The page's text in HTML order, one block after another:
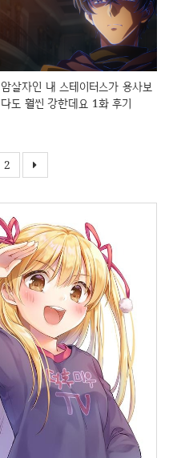
암살자인 내 스테이터스가 용사보
다도 훨씬 강한데요 1화 후기
2